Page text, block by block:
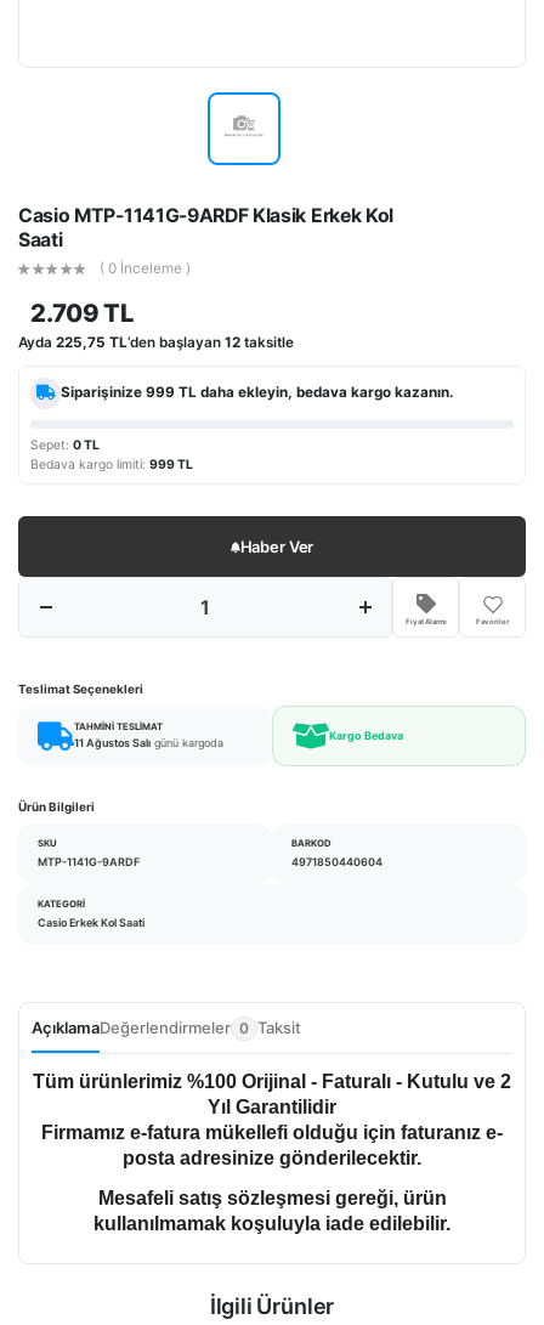
Casio MTP-1141G-9ARDF Klasik Erkek Kol
Saati
( 0 İnceleme )
2.709 TL
Ayda 225,75 TL’den başlayan 12 taksitle
Siparişinize999 TL daha ekleyin, bedava kargo kazanın.
Sepet: 0 TL
Bedava kargo limiti: 999 TL
Haber Ver
Fiyat Alarmı Favoriler
Teslimat Seçenekleri
TAHMINI TESLIMAT
11 Ağustos Salı günü kargoda
Kargo Bedava
Ürün Bilgileri
SKU
MTP-1141G-9ARDF
BARKOD
4971850440604
KATEGORI
Casio Erkek Kol Saati
AçıklamaDeğerlendirmeler 0 Taksit
Tüm ürünlerimiz %100 Orijinal - Faturalı - Kutulu ve 2
Yıl Garantilidir
Firmamız e-fatura mükellefi olduğu için faturanız e-
posta adresinize gönderilecektir.
Mesafeli satış sözleşmesi gereği, ürün
kullanılmamak koşuluyla iade edilebilir.
İlgili Ürünler